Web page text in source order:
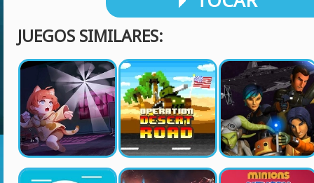
JUEGOS SIMILARES: